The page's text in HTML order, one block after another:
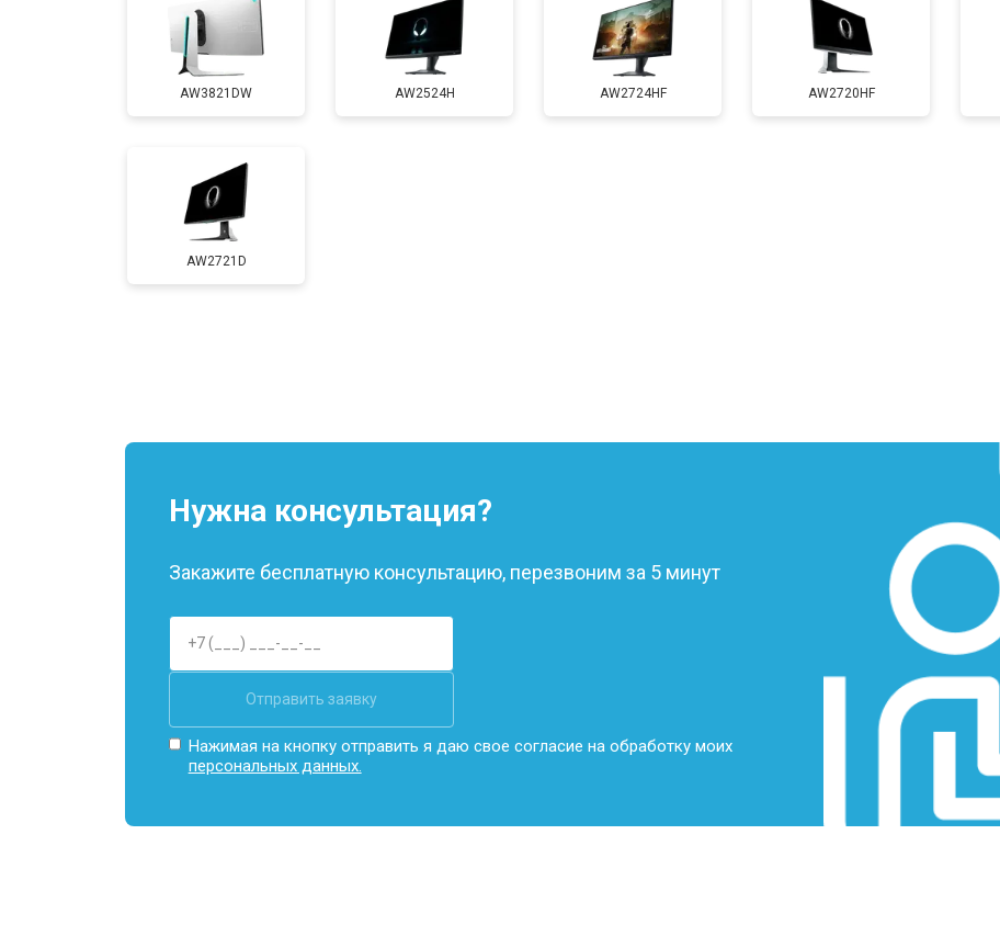
AW3821DW AW2524H AW2724HF AW2720HF
AW2721D
Нужна консультация?
Закажите бесплатную консультацию, перезвоним за 5 минут
Отправить заявку
Нажимая на кнопку отправить я даю свое согласие на обработку моих
персональных данных.